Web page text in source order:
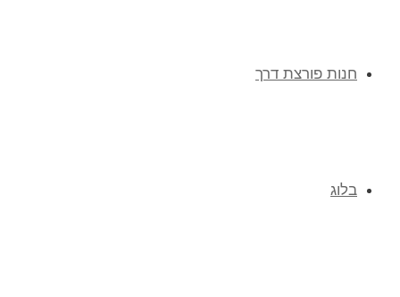
חנות פורצת דרך
בלוג